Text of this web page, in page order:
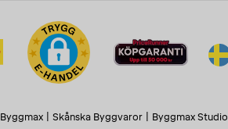
Byggmax Skånska Byggvaror Byggmax Studio